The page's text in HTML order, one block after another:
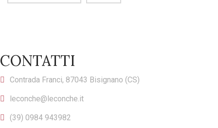
CONTATTI
Contrada Franci, 87043 Bisignano (CS)
leconche@leconche.it
(39) 0984 943982